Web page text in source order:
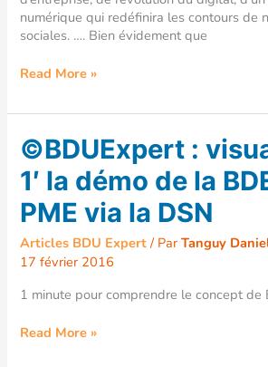
numérique qui redéfinira les contours de
sociales. …. Bien évidement que
Read More »
©BDUExpert :
1′ la démo de la
PME via la DSN
Articles BDU Expert / ParTanguy
17 février 2016
1 minute pour comprendre le concept de
©BDUExpert
:
visualisez
en
1′
démo
de
la
BDESE
des
PME
Read More »